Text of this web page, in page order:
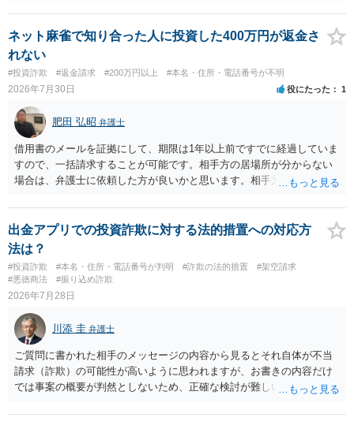
ネット麻雀で知り合った人に投資した400万円が返金さ
れない
#投資詐欺 #返金請求 #200万円以上 #本名・住所・電話番号が不明
2026年7月30日 役にたった 1
肥田 弘昭 弁護士
借用書のメールを証拠にして、期限は1年以上前ですでに経過していま
すので、一括請求することが可能です。相手方の居場所が分からない
場合は、弁護士に依頼した方が良いかと思います。相手方の居場所が
さい。
出金アプリでの投資詐欺に対する法的措置への対応方
法は？
#投資詐欺 #本名・住所・電話番号が判明 #詐欺の法的措置
#架空請求
#悪徳商法
#振り込め詐欺
2026年7月28日
川添 圭 弁護士
ご質問に書かれた相手のメッセージの内容から見るとそれ自体が不当
請求（詐欺）の可能性が高いように思われますが、お書きの内容だけ
では事案の概要が判然としないため、正確な検討が難しいです。例え
画面を見て貰いながらアドバイスう受けた方が確実です。